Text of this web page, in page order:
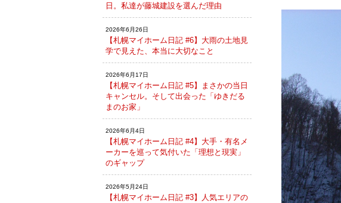
日。私達が藤城建設を選んだ理由
2026年6月26日
【札幌マイホーム日記 #6】大雨の土地見
学で見えた、本当に大切なこと
2026年6月17日
【札幌マイホーム日記 #5】まさかの当日
キャンセル。そして出会った「ゆきだる
まのお家」
2026年6月4日
【札幌マイホーム日記 #4】大手・有名メ
ーカーを巡って気付いた「理想と現実」
のギャップ
2026年5月24日
【札幌マイホーム日記 #3】人気エリアの